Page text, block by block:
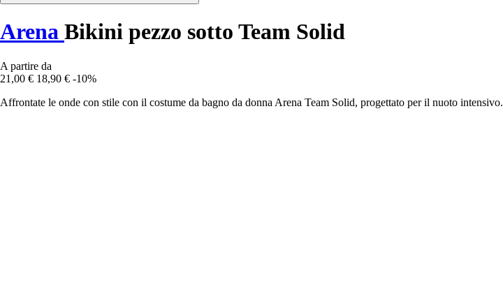
Arena Bikini pezzo sotto Team Solid
A partire da
21,00 € 18,90 € -10%
Affrontate le onde con stile con il costume da bagno da donna Arena Team Solid, progettato per il nuoto intensivo.